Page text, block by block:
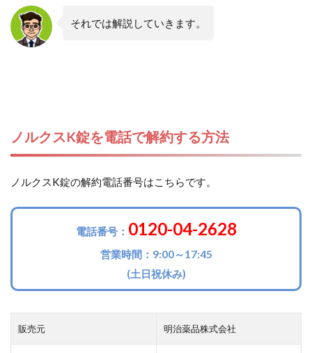
それでは解説していきます。
ノルクスK錠を電話で解約する方法
ノルクスK錠の解約電話番号はこちらです。
電話番号： 0120-04-2628
営業時間：9:00～17:45
(土日祝休み)
販売元 明治薬品株式会社